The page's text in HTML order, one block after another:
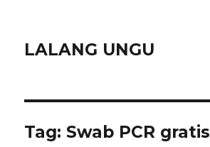
LALANG UNGU
Tag: Swab PCR gratis